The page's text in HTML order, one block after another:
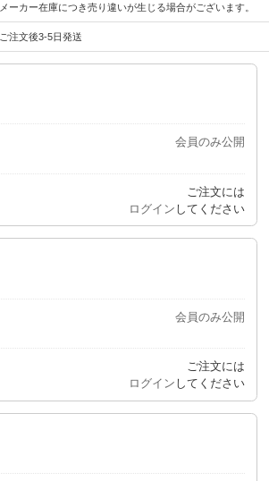
メーカー在庫につき売り違いが生じる場合がございます。
ご注文後3-5日発送
会員のみ公開
ご注文には
ログイン してください
会員のみ公開
ご注文には
ログイン してください